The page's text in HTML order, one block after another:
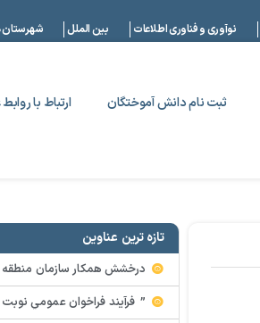
نوآوری و فناوری اطلاعات بین الملل شهرستان
ثبت نام دانش آموختگان
ارتباط با
تازه ترین عناوین
درخشش همکار سازمان منطقه آزاد ماکو در عرصه هنر/
” فرآيند فراخوان عمومي نوبت اول مناقصه پروژه بهسازي و